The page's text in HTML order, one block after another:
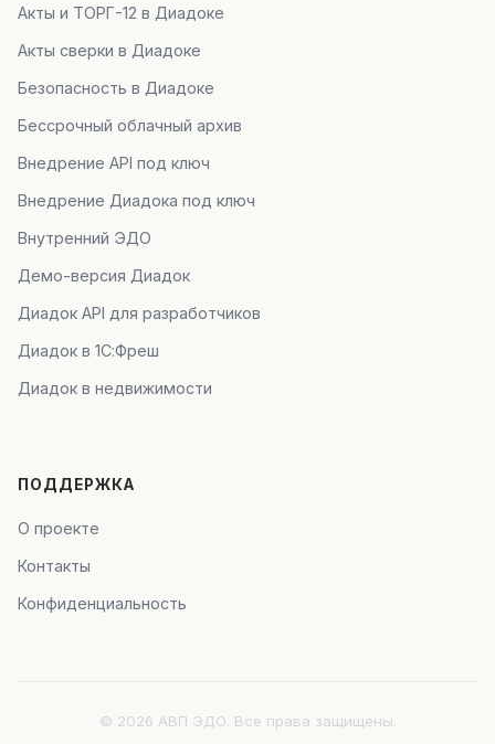
Акты и ТОРГ-12 в Диадоке
Акты сверки в Диадоке
Безопасность в Диадоке
Бессрочный облачный архив
Внедрение API под ключ
Внедрение Диадока под ключ
Внутренний ЭДО
Демо-версия Диадок
Диадок API для разработчиков
Диадок в 1С:Фреш
Диадок в недвижимости
ПОДДЕРЖКА
О проекте
Контакты
Конфиденциальность
© 2026 АВП ЭДО. Все права защищены.